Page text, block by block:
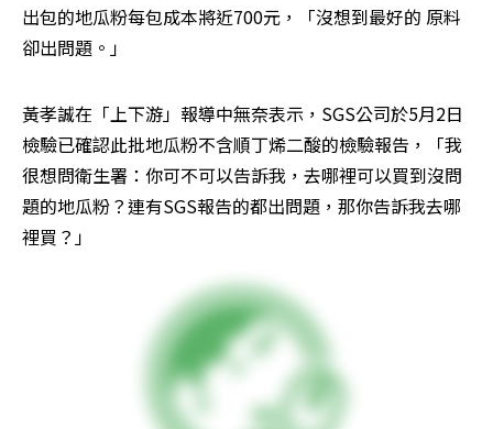
出包的地瓜粉每包成本將近700元，「沒想到最好的 原料
卻出問題。」
黃孝誠在「上下游」報導中無奈表示，SGS公司於5月2日
檢驗已確認此批地瓜粉不含順丁烯二酸的檢驗報告，「我
很想問衛生署：你可不可以告訴我，去哪裡可以買到沒問
題的地瓜粉？連有SGS報告的都出問題，那你告訴我去哪
裡買？」